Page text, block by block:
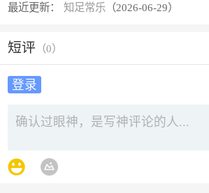
最近更新：
知足常乐 （2026-06-29）
短评 （0）
登录